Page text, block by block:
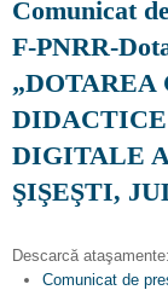
Comunicat
F-PNRR-
DIGITALE
ŞIŞEŞTI,
Descarcă ataşamente:
Comunicat de